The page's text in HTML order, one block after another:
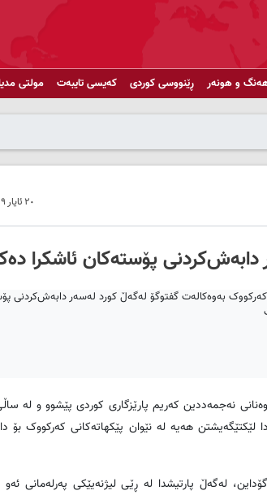
و هونەر ڕێنووسی کوردی کەیسی تایبەت مولتی
٢٠ ئایار ٢٠١٩ - ٠٩:٠٧
دابه‌ش‌کردنی پۆسته‌کان ئاشکرا
لێکتێگه‌یشتن هه‌یه‌ له‌ نێوان پێکهاته‌کانی که‌رکووک بۆ
له‌گه‌ڵ پارتیشدا له ‌ڕێى لیژنه‌یێکى په‌رله‌مانى ئه‌و